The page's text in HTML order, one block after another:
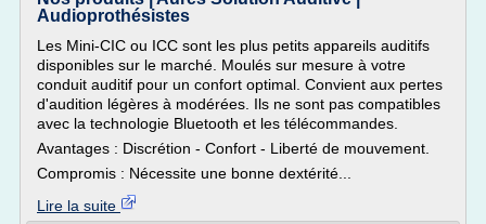
Audioprothésistes
Les Mini-CIC ou ICC sont les plus petits appareils auditifs
disponibles sur le marché. Moulés sur mesure à votre
conduit auditif pour un confort optimal. Convient aux pertes
d'audition légères à modérées. Ils ne sont pas compatibles
avec la technologie Bluetooth et les télécommandes.
Avantages : Discrétion - Confort - Liberté de mouvement.
Compromis : Nécessite une bonne dextérité...
Lire la suite